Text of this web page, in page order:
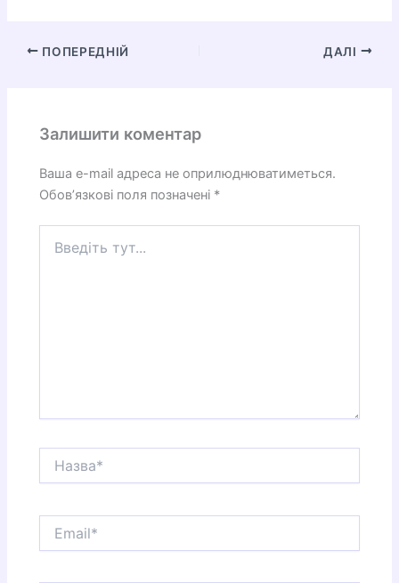
ПОПЕРЕДНІЙ ДАЛІ
Залишити коментар
Ваша e-mail адреса не оприлюднюватиметься.
Обов’язкові поля позначені *
тут...